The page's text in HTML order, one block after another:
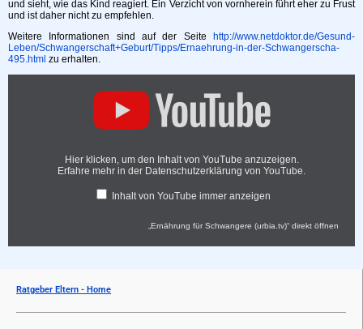
Ratgeber Eltern - Home
und sieht, wie das Kind reagiert. Ein Verzicht von vornherein führt eher zu Frust
und ist daher nicht zu empfehlen.
Weitere Informationen sind auf der Seite
http://www.netdoktor.de/Gesund-
Leben/Schwangerschaft+Geburt/Tipps/Ernaehrung-in-der-Schwangerscha-
495.html zu erhalten.
Hier klicken, um den Inhalt von YouTube anzuzeigen.
Erfahre mehr in der Datenschutzerklärung von YouTube.
Inhalt von YouTube immer anzeigen
„Ernährung für Schwangere (urbia.tv)“ direkt öffnen